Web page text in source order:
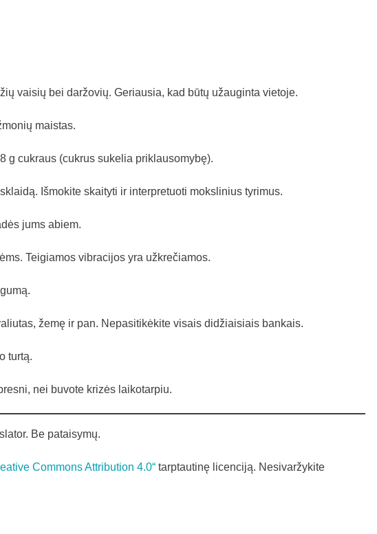
vaisių bei daržovių. Geriausia, kad būtų užauginta vietoje.
maistas.
g cukraus (cukrus sukelia priklausomybę).
Išmokite skaityti ir interpretuoti mokslinius tyrimus.
jums abiem.
Teigiamos vibracijos yra užkrečiamos.
žemę ir pan. Nepasitikėkite visais didžiaisiais bankais.
turtą.
nei buvote krizės laikotarpiu.
Be pataisymų.
Commons Attribution 4.0“ tarptautinę licenciją. Nesivaržykite